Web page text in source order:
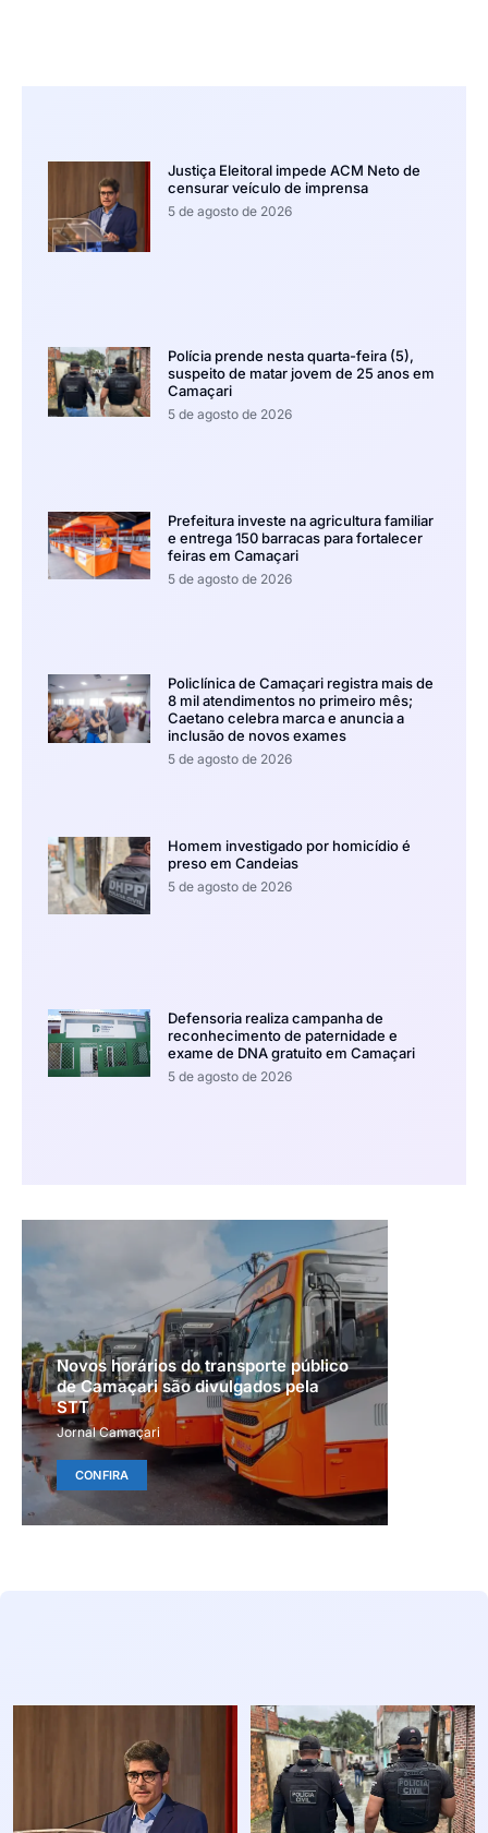
Justiça Eleitoral impede ACM Neto de
censurar veículo de imprensa
5 de agosto de 2026
Polícia prende nesta quarta-feira (5),
suspeito de matar jovem de 25 anos em
Camaçari
5 de agosto de 2026
Prefeitura investe na agricultura familiar
e entrega 150 barracas para fortalecer
feiras em Camaçari
5 de agosto de 2026
Policlínica de Camaçari registra mais de
8 mil atendimentos no primeiro mês;
Caetano celebra marca e anuncia a
inclusão de novos exames
5 de agosto de 2026
Homem investigado por homicídio é
preso em Candeias
5 de agosto de 2026
Defensoria realiza campanha de
reconhecimento de paternidade e
exame de DNA gratuito em Camaçari
5 de agosto de 2026
Novos horários do transporte público
de Camaçari são divulgados pela
STT
Jornal Camaçari
CONFIRA